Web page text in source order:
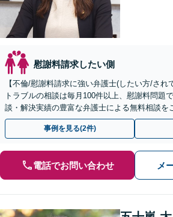
慰謝料請求したい側
【不倫/慰謝料請求に強い弁護士(したい方/され
トラブルの相談は毎月100件以上、慰謝料問題
談・解決実績の豊富な弁護士による無料相談を
回相談０円(電話)】【全国対応】
事例を見る(2件)
電話でお問い合わせ メ